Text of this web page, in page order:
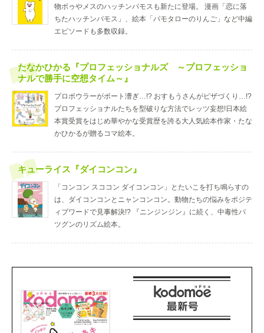
物ボゥやメスのハッチンパモスも新たに登場。 漫画「恋に落
ちたハッチンパモス」、絵本「パモタローのりんご」など中編
エピソードも多数収録。
たなかひかる『プロフェッショナルズ ～プロフェッショ
ナルで勝手に空想タイム～』
プロボウラーがボート漕ぎ…!? おすもうさんがピザづくり…!?
プロフェッショナルたちを型破りな方法でレッツ妄想!日本絵
本賞受賞をはじめ華やかな受賞歴を誇る大人気絵本作家・たな
かひかるが贈るコマ絵本。
キューライス『ダイコンコン』
「コンコン スココン ダイコンコン」とたいこを打ち鳴らすの
は、ダイコンコンとニャンコンコン。動物たちの悩みをポジテ
ィブワードで見事解決!? 『ニンジンジン』に続く、中毒性バ
ツグンのリズム絵本。